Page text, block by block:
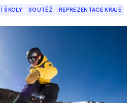
ŠKOLY SOUTĚŽ REPREZENTACE KRAJE